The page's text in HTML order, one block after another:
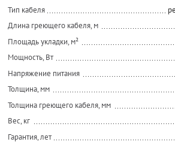
Тип кабеля
Длина греющего кабеля, м
Площадь укладки, м²
Мощность, Вт
Напряжение питания
Толщина, мм
Толщина греющего кабеля, мм
Вес, кг
Гарантия, лет